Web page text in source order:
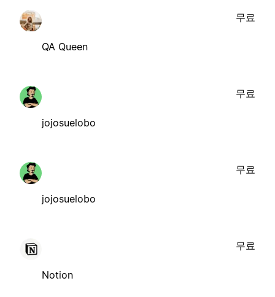
QA Queen
무료
jojosuelobo
무료
jojosuelobo
무료
Notion
무료